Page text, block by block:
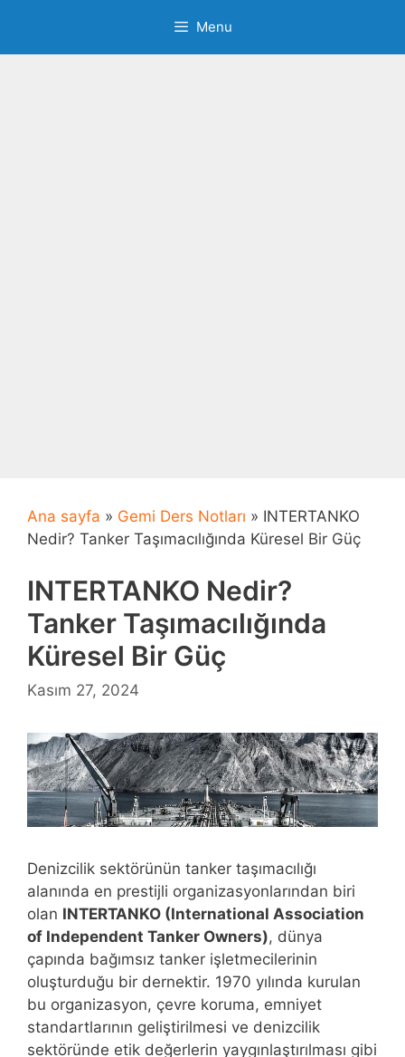
Menu
Ana sayfa » Gemi Ders Notları » INTERTANKO
Nedir? Tanker Taşımacılığında Küresel Bir Güç
INTERTANKO Nedir?
Tanker Taşımacılığında
Küresel Bir Güç
Kasım 27, 2024
Denizcilik sektörünün tanker taşımacılığı
alanında en prestijli organizasyonlarından biri
olan INTERTANKO (International Association
of Independent Tanker Owners), dünya
çapında bağımsız tanker işletmecilerinin
oluşturduğu bir dernektir. 1970 yılında kurulan
bu organizasyon, çevre koruma, emniyet
standartlarının geliştirilmesi ve denizcilik
sektöründe etik değerlerin yaygınlaştırılması gibi